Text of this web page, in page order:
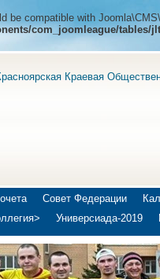
be compatible with
com_joomleague/tables/
Краевая
Совет Федерации
Универсиада-2019